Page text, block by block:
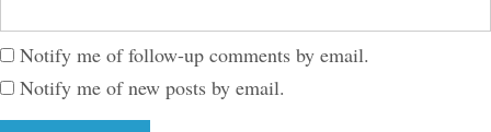
Notify me of follow-up comments by email.
Notify me of new posts by email.